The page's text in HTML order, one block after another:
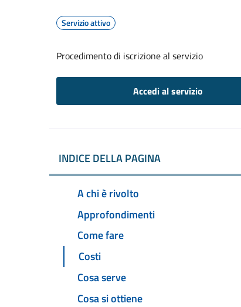
Servizio attivo
Procedimento di iscrizione al servizio
Accedi al servizio
INDICE DELLA PAGINA
A chi è rivolto
Approfondimenti
Come fare
Costi
Cosa serve
Cosa si ottiene